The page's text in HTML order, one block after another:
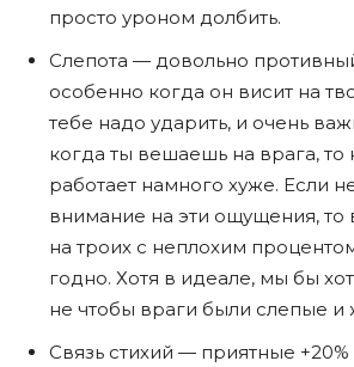
просто уроном долбить.
Слепота — довольно
особенно когда он висит на
тебе надо ударить, и очень
когда ты вешаешь на врага, то
работает намного хуже. Если
внимание на эти ощущения, то
на троих с неплохим
годно. Хотя в идеале, мы бы
не чтобы враги были слепые и
Связь стихий — приятные +20%